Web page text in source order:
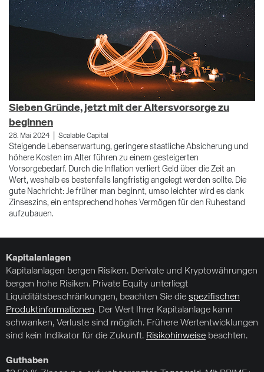
Sieben Gründe, jetzt mit der Altersvorsorge zu
beginnen
28. Mai 2024 Scalable Capital
Steigende Lebenserwartung, geringere staatliche Absicherung und
höhere Kosten im Alter führen zu einem gesteigerten
Vorsorgebedarf. Durch die Inflation verliert Geld über die Zeit an
Wert, weshalb es bestenfalls langfristig angelegt werden sollte. Die
gute Nachricht: Je früher man beginnt, umso leichter wird es dank
Zinseszins, ein entsprechend hohes Vermögen für den Ruhestand
aufzubauen.
Kapitalanlagen
Kapitalanlagen bergen Risiken. Derivate und Kryptowährungen
bergen hohe Risiken. Private Equity unterliegt
Liquiditätsbeschränkungen, beachten Sie die spezifischen
Produktinformationen. Der Wert Ihrer Kapitalanlage kann
schwanken, Verluste sind möglich. Frühere Wertentwicklungen
sind kein Indikator für die Zukunft. Risikohinweise beachten.
Guthaben